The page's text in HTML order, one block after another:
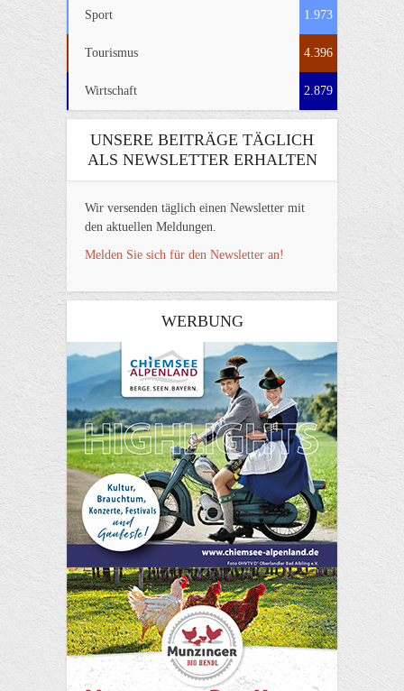
Sport 1.973
Tourismus 4.396
Wirtschaft 2.879
UNSERE BEITRÄGE TÄGLICH
ALS NEWSLETTER ERHALTEN
Wir versenden täglich einen Newsletter mit
den aktuellen Meldungen.
Melden Sie sich für den Newsletter an!
WERBUNG